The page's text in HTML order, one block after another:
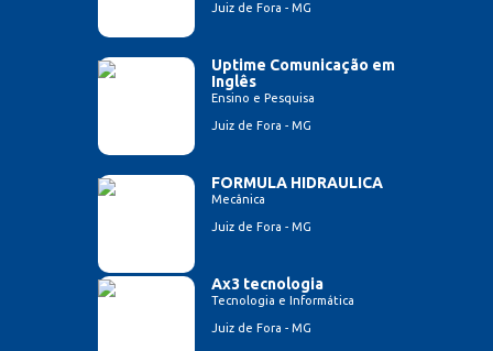
Juiz de Fora - MG
Uptime Comunicação em
Inglês
Ensino e Pesquisa
Juiz de Fora - MG
FORMULA HIDRAULICA
Mecânica
Juiz de Fora - MG
Ax3 tecnologia
Tecnologia e Informática
Juiz de Fora - MG